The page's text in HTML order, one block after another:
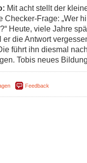
Mit acht stellt der
Checker-Frage: „Wer
Heute, viele Jahre
er die Antwort
führt ihn diesmal
Tobis neues
Feedback